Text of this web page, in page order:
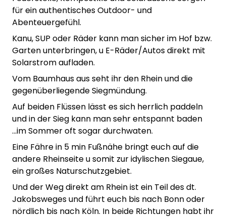
für ein authentisches Outdoor- und
Abenteuergefühl.
Kanu, SUP oder Räder kann man sicher im Hof bzw.
Garten unterbringen, u E-Räder/Autos direkt mit
Solarstrom aufladen.
Vom Baumhaus aus seht ihr den Rhein und die
gegenüberliegende Siegmündung.
Auf beiden Flüssen lässt es sich herrlich paddeln
und in der Sieg kann man sehr entspannt baden
...im Sommer oft sogar durchwaten.
Eine Fähre in 5 min Fußnähe bringt euch auf die
andere Rheinseite u somit zur idylischen Siegaue,
ein großes Naturschutzgebiet.
Und der Weg direkt am Rhein ist ein Teil des dt.
Jakobsweges und führt euch bis nach Bonn oder
nördlich bis nach Köln. In beide Richtungen habt ihr